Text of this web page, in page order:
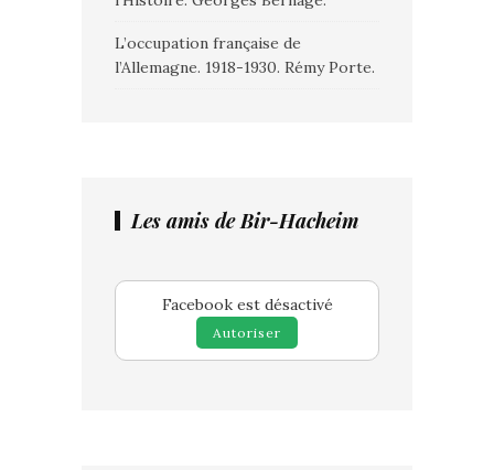
L’occupation française de
l’Allemagne. 1918-1930. Rémy Porte.
Les amis de Bir-Hacheim
Facebook est désactivé
Autoriser